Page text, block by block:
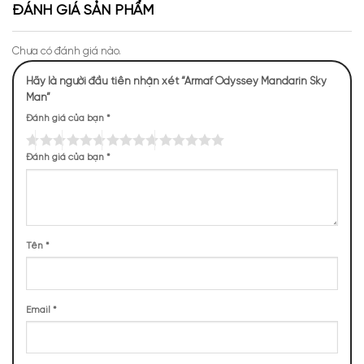
Mùi hương Armaf Odyssey Mandarin Sky
NHỮNG NOTE HƯƠNG THEO CẢM NHẬN
158 (7,66%)
TOP NOTES
ĐÁNH GIÁ SẢN PHẨM
Chưa có đánh giá nào.
Hãy là người đầu tiên nhận xét “Armaf Odyssey Mandarin Sky
Man”
Đánh giá của bạn *
Đánh giá của bạn *
Tên *
Email *